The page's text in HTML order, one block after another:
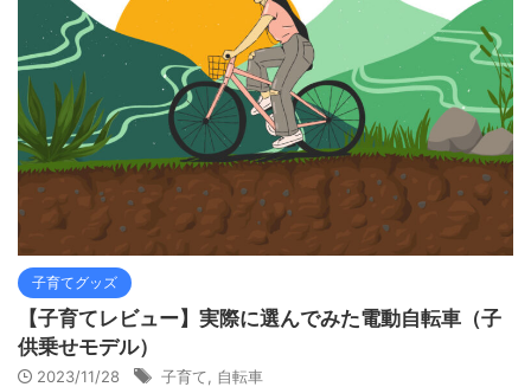
子育てグッズ
【子育てレビュー】実際に選んでみた電動自転車（子
供乗せモデル）
2023/11/28 子育て 自転車